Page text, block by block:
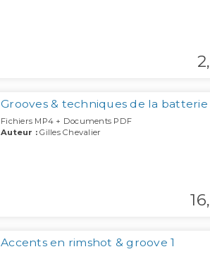
2,
Grooves & techniques de la
Fichiers MP4 + Documents PDF
Auteur : Gilles Chevalier
16,
Accents en rimshot & groove 1